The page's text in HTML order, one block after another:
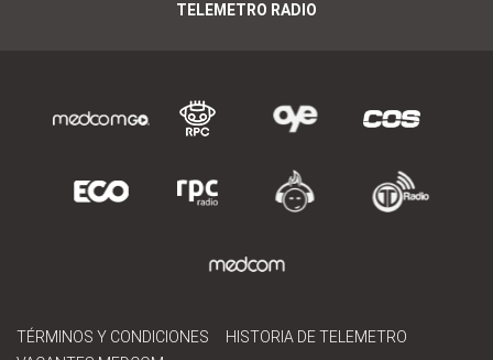
TELEMETRO RADIO
TÉRMINOS Y CONDICIONES
HISTORIA DE TELEMETRO